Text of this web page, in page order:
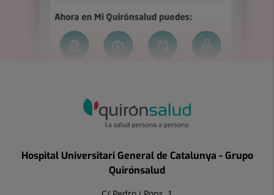
Hospital Universitari General de Catalunya - Grupo
Quirónsalud